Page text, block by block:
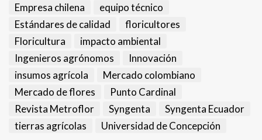
Empresa chilena
equipo técnico
Estándares de calidad
floricultores
Floricultura
impacto ambiental
Ingenieros agrónomos
Innovación
insumos agrícola
Mercado colombiano
Mercado de flores
Punto Cardinal
Revista Metroflor
Syngenta
Syngenta Ecuador
tierras agrícolas
Universidad de Concepción